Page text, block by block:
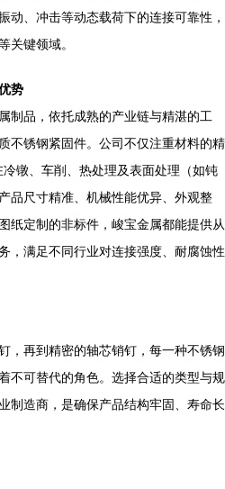
动、冲击等动态载荷下的连接可靠性，
关键领域。
势
制品，依托成熟的产业链与精湛的工
不锈钢紧固件。公司不仅注重材料的精
镦、车削、热处理及表面处理（如钝
品尺寸精准、机械性能优异、外观整
纸定制的非标件，峻宝金属都能提供从
，满足不同行业对连接强度、耐腐蚀性
，再到精密的轴芯销钉，每一种不锈钢
不可替代的角色。选择合适的类型与规
制造商，是确保产品结构牢固、寿命长